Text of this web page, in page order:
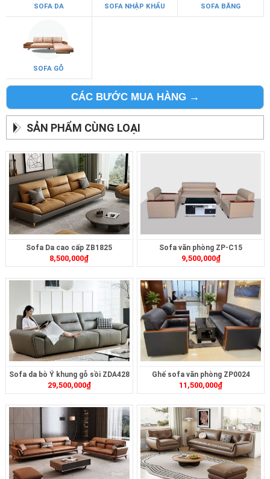
SOFA DA SOFA NHẬP KHẨU SOFA BĂNG
SOFA GỖ
CÁC BƯỚC MUA HÀNG →
SẢN PHẨM CÙNG LOẠI
Sofa Da cao cấp ZB1825
8,500,000₫
Sofa văn phòng ZP-C15
9,500,000₫
Sofa da bò Ý khung gỗ sồi ZDA428
29,500,000₫
Ghế sofa văn phòng ZP0024
11,500,000₫